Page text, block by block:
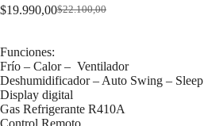
$22.100,00
Original
$22.100,00.
$19.990,00Current
$19.990,00.
Funciones:
Frío – Calor – Ventilador
Deshumidificador – Auto Swing – Sleep
Display digital
Gas Refrigerante R410A
Control Remoto